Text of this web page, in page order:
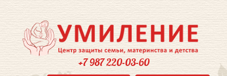
+7 987 220-03-60